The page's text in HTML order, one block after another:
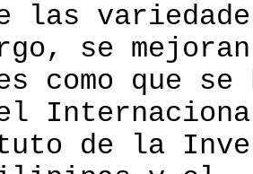
las
se mejoran
como que
de la